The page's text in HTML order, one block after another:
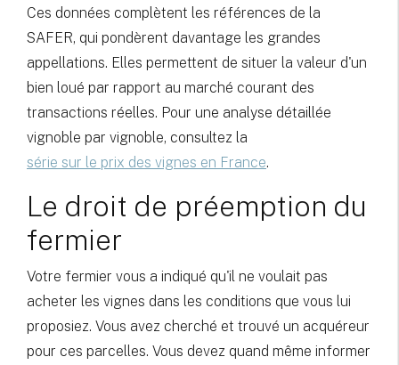
Ces données complètent les références de la
SAFER, qui pondèrent davantage les grandes
appellations. Elles permettent de situer la valeur d'un
bien loué par rapport au marché courant des
transactions réelles. Pour une analyse détaillée
vignoble par vignoble, consultez la
série sur le prix des vignes en France.
Le droit de préemption du
fermier
Votre fermier vous a indiqué qu'il ne voulait pas
acheter les vignes dans les conditions que vous lui
proposiez. Vous avez cherché et trouvé un acquéreur
pour ces parcelles. Vous devez quand même informer